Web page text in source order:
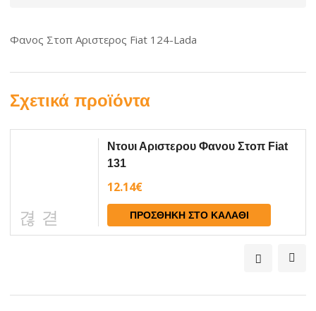
Φανος Στοπ Αριστερος Fiat 124-Lada
Σχετικά προϊόντα
Ντουι Αριστερου Φανου Στοπ Fiat
131
12.14€
ΠΡΟΣΘΉΚΗ ΣΤΟ ΚΑΛΆΘΙ